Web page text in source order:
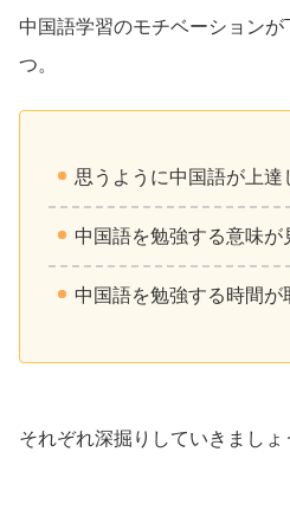
中国語学習のモチベーション
つ。
思うように中国語が上達
中国語を勉強する意味が
中国語を勉強する時間が
それぞれ深掘りしていきましょ